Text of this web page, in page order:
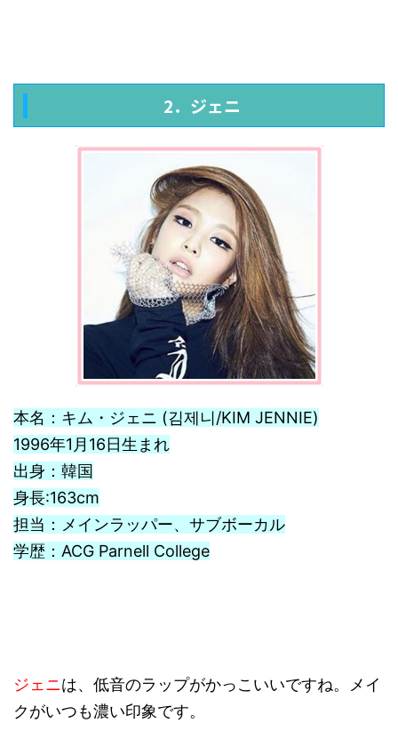
2．ジェニ
本名：キム・ジェニ (김제니/KIM JENNIE)
1996年1月16日生まれ
出身：韓国
身長:163cm
担当：メインラッパー、サブボーカル
学歴：ACG Parnell College
ジェニは、低音のラップがかっこいいですね。メイ
クがいつも濃い印象です。